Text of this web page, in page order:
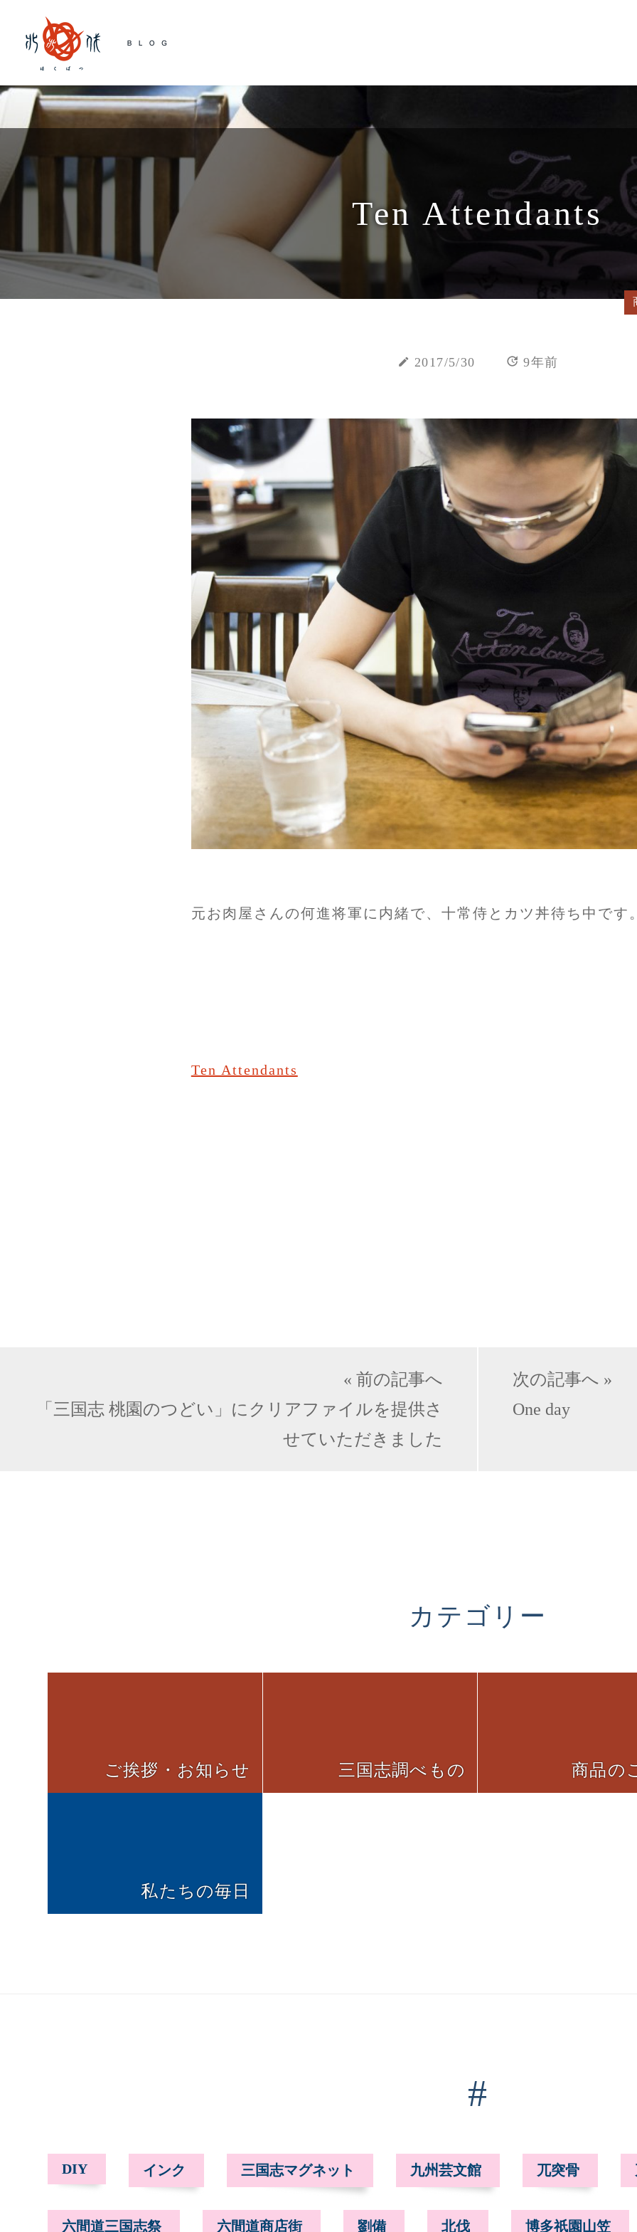
Ten Attendants
create 2017/5/30 update 9年前
元お肉屋さんの何進将軍に内緒で、十常侍とカツ丼待ち中です
Ten Attendants
« 前の記事へ
「三国志 桃園のつどい」にクリアファイルを提供さ
せていただきました
次の記事へ »
One day
カテゴリー
ご挨拶・お知らせ 三国志調べもの 商品の
私たちの毎日
#
DIY インク 三国志マグネット 九州芸文館 兀突骨
六間道三国志祭 六間道商店街 劉備 北伐 博多祇園山笠